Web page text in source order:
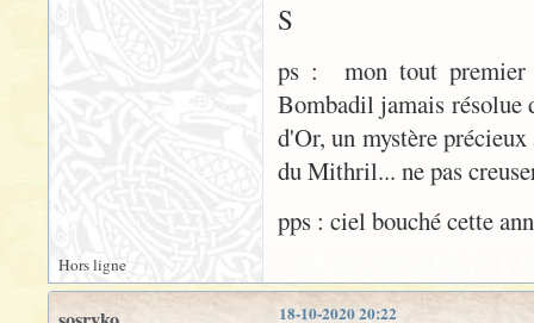
S
ps : mon tout premier
Bombadil jamais résolue
d'Or, un mystère
du Mithril... ne pas
pps : ciel bouché cette
Hors ligne
18-10-2020 20:22